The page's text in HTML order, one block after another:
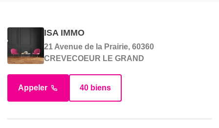
ISA IMMO
21 Avenue de la Prairie, 60360
CREVECOEUR LE GRAND
Appeler 40 biens